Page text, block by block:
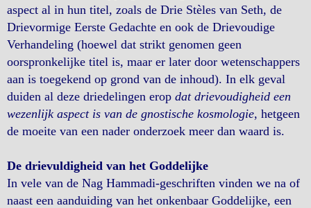
aspect al in hun titel, zoals de Drie Stèles van Seth, de
Drievormige Eerste Gedachte en ook de Drievoudige
Verhandeling (hoewel dat strikt genomen geen
oorspronkelijke titel is, maar er later door wetenschappers
aan is toegekend op grond van de inhoud). In elk geval
duiden al deze driedelingen erop dat drievoudigheid een
wezenlijk aspect is van de gnostische kosmologie, hetgeen
de moeite van een nader onderzoek meer dan waard is.
De drievuldigheid van het Goddelijke
In vele van de Nag Hammadi-geschriften vinden we na of
naast een aanduiding van het onkenbaar Goddelijke, een